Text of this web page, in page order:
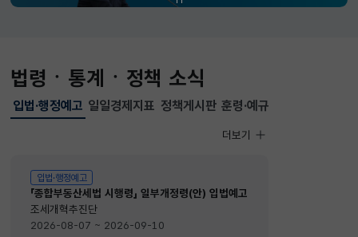
법령ㆍ통계ㆍ정책 소식
입법·행정예고
선택됨
입법·행정예고
입법·행정예고
「종합부동산세법 시행령」 일부개정령(안) 입법예고
조세개혁추진단
2026-08-07 ~ 2026-09-10
입법·행정예고
더보기
일일경제지표 정책게시판 훈령·예규